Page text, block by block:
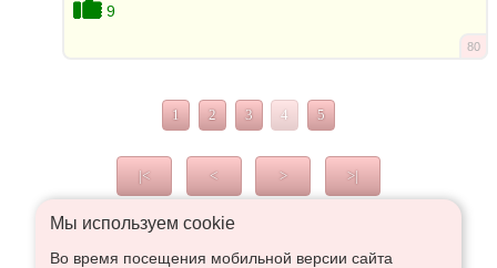
9
80
1 2 3 4 5
|< < > >|
Мы используем сookie
Во время посещения мобильной версии сайта